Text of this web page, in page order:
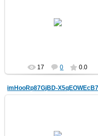
17 0 0.0